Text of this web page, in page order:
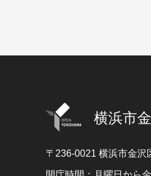
横浜市
〒236-0021 横浜市金沢